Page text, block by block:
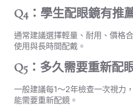
Q4：學生配眼鏡有推
通常建議選擇輕量、耐用、價格
使用與長時間配戴。
Q5：多久需要重新配
一般建議每1～2年檢查一次視力
能需要重新配鏡。